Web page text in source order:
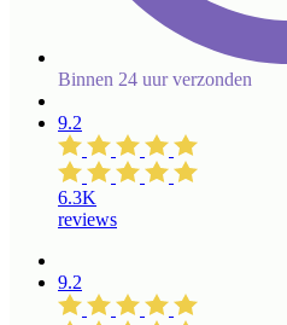
Binnen 24 uur verzonden
9.2
6.3K
reviews
9.2